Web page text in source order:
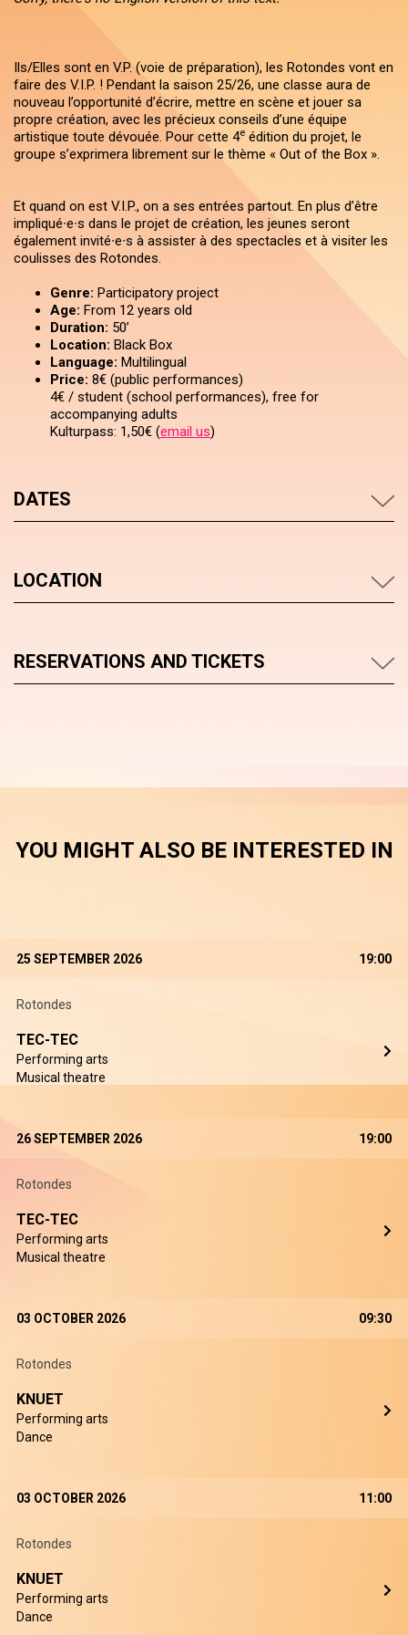
Ils/Elles sont en V.P. (voie de préparation), les Rotondes vont en
faire des V.I.P. ! Pendant la saison 25/26, une classe aura de
nouveau l’opportunité d’écrire, mettre en scène et jouer sa
propre création, avec les précieux conseils d’une équipe
artistique toute dévouée. Pour cette 4e édition du projet, le
groupe s’exprimera librement sur le thème « Out of the Box ».
Et quand on est V.I.P., on a ses entrées partout. En plus d’être
impliqué∙e∙s dans le projet de création, les jeunes seront
également invité∙e∙s à assister à des spectacles et à visiter les
coulisses des Rotondes.
Genre: Participatory project
Age: From 12 years old
Duration: 50’
Location: Black Box
Language: Multilingual
Price: 8€ (public performances)
4€ / student (school performances), free for
accompanying adults
Kulturpass: 1,50€ (email us)
DATES
LOCATION
RESERVATIONS AND TICKETS
YOU MIGHT ALSO BE INTERESTED IN
25 SEPTEMBER 2026 19:00
Rotondes
TEC-TEC
Performing arts
Musical theatre
26 SEPTEMBER 2026 19:00
Rotondes
TEC-TEC
Performing arts
Musical theatre
03 OCTOBER 2026 09:30
Rotondes
KNUET
Performing arts
Dance
03 OCTOBER 2026 11:00
Rotondes
KNUET
Performing arts
Dance